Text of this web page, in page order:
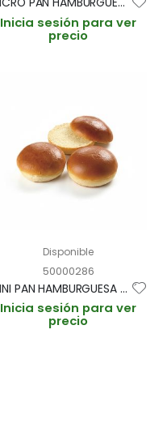
Inicia sesión para ver
precio
Disponible
50000286
MINI PAN HAMBURGUESA BRIOCHE "PRECORTADO" 7cm/30gr BOLSA 20und (CAJA 6 BOLSAS)
Inicia sesión para ver
precio